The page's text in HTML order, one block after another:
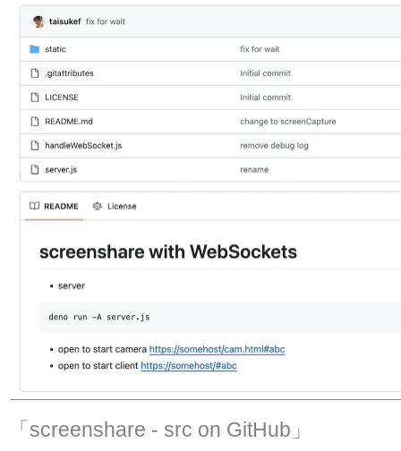
「screenshare - src on GitHub」